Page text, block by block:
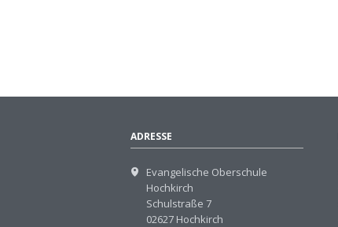
ADRESSE
Evangelische Oberschule
Hochkirch
Schulstraße 7
02627 Hochkirch